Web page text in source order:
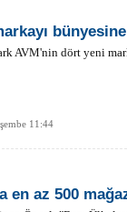
AVM'nin dört yeni
11:44
en az 500